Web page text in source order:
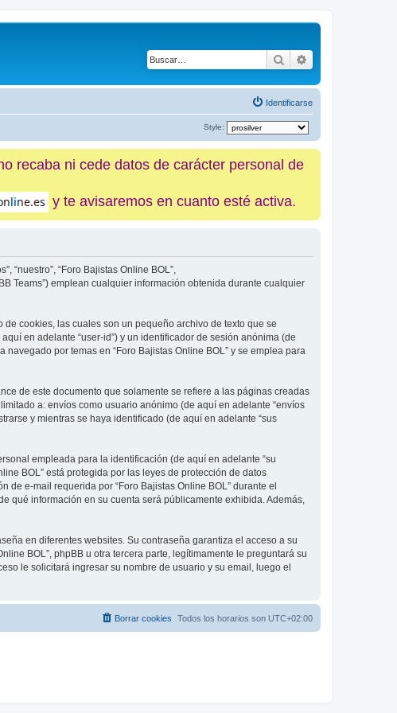
Buscar
Identificarse
Style:
recaba ni cede datos de carácter personal de
y te avisaremos en cuanto esté activa.
“nuestro”, “Foro Bajistas Online BOL”,
Teams”) emplean cualquier información obtenida durante cualquier
cookies, las cuales son un pequeño archivo de texto que se
en adelante “user-id”) y un identificador de sesión anónima (de
por temas en “Foro Bajistas Online BOL” y se emplea para
de este documento que solamente se refiere a las páginas creadas
a: envíos como usuario anónimo (de aquí en adelante “envíos
y mientras se haya identificado (de aquí en adelante “sus
empleada para la identificación (de aquí en adelante “su
BOL” está protegida por las leyes de protección de datos
e-mail requerida por “Foro Bajistas Online BOL” durante el
qué información en su cuenta será públicamente exhibida. Además,
en diferentes websites. Su contraseña garantiza el acceso a su
BOL”, phpBB u otra tercera parte, legítimamente le preguntará su
le solicitará ingresar su nombre de usuario y su email, luego el
Todos los horarios son UTC+02:00
Borrar cookies